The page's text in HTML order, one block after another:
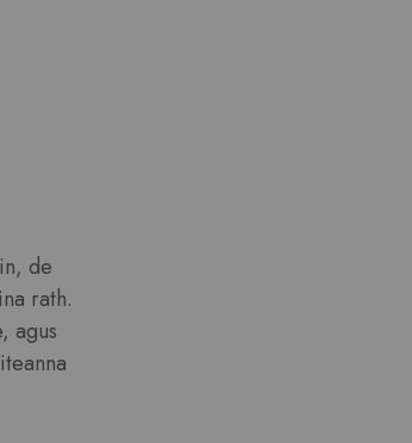
de
rath.
agus